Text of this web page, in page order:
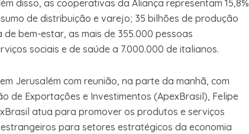
disso, as cooperativas da Aliança representam 15,8%
de distribuição e varejo; 35 bilhões de produção
bem-estar, as mais de 355.000 pessoas
sociais e de saúde a 7.000.000 de italianos.
Jerusalém com reunião, na parte da manhã, com
de Exportações e Investimentos (ApexBrasil), Felipe
atua para promover os produtos e serviços
para setores estratégicos da economia